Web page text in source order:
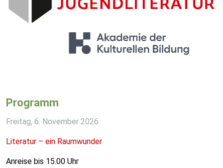
Programm
Freitag, 6. November 2026
Literatur – ein Raumwunder
Anreise bis 15.00 Uhr